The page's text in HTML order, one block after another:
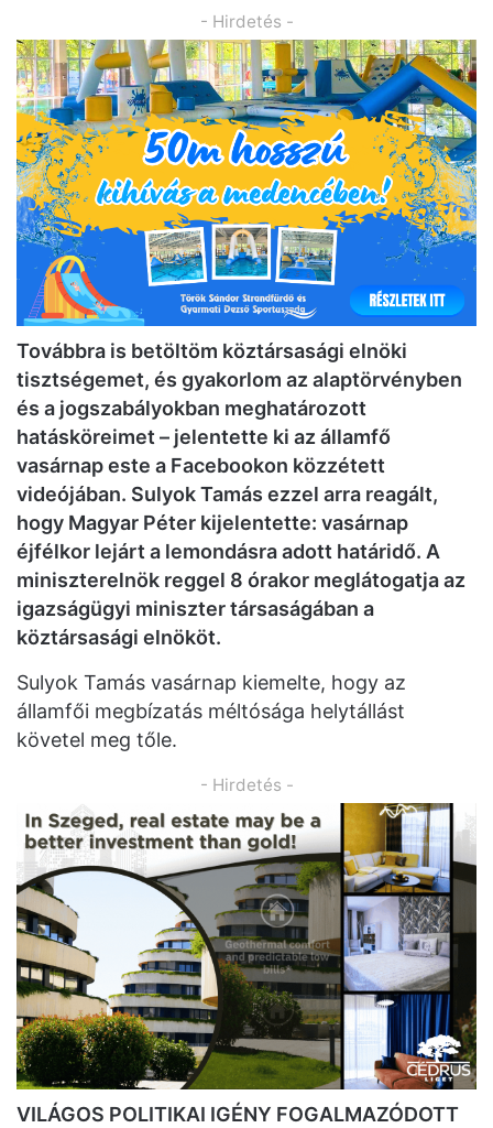
- Hirdetés -
Továbbra is betöltöm köztársasági elnöki
tisztségemet, és gyakorlom az alaptörvényben
és a jogszabályokban meghatározott
hatásköreimet – jelentette ki az államfő
vasárnap este a Facebookon közzétett
videójában. Sulyok Tamás ezzel arra reagált,
hogy Magyar Péter kijelentette: vasárnap
éjfélkor lejárt a lemondásra adott határidő. A
miniszterelnök reggel 8 órakor meglátogatja az
igazságügyi miniszter társaságában a
köztársasági elnököt.
Sulyok Tamás vasárnap kiemelte, hogy az
államfői megbízatás méltósága helytállást
követel meg tőle.
- Hirdetés -
VILÁGOS POLITIKAI IGÉNY FOGALMAZÓDOTT